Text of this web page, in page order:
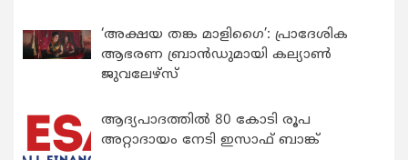
‘അക്ഷയ തങ്ക മാളിഗൈ’: പ്രാദേശിക
ആഭരണ ബ്രാന്‍ഡുമായി കല്യാണ്‍
ജുവലേഴ്‌സ്
ആദ്യപാദത്തിൽ 80 കോടി രൂപ
അറ്റാദായം നേടി ഇസാഫ് ബാങ്ക്